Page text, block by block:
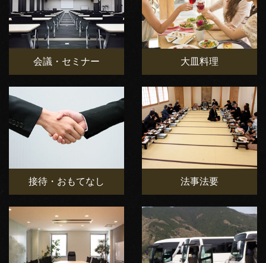
会議・セミナー 大皿料理
接待・おもてなし 法事法要